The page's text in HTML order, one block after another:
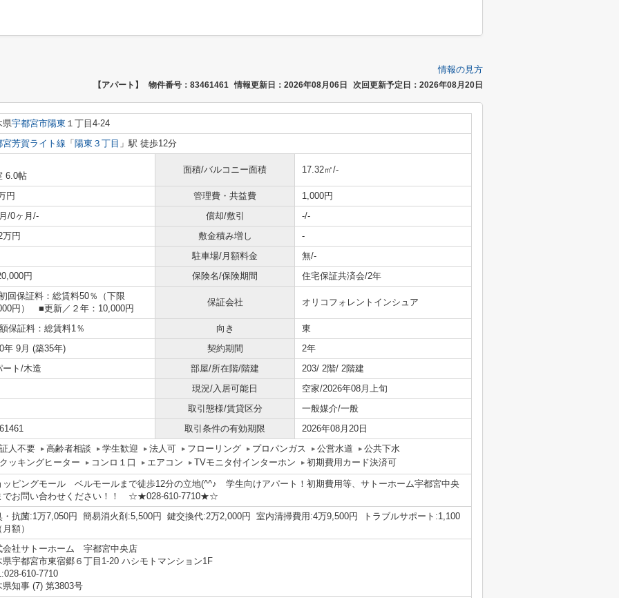
情報の見方
【アパート】 物件番号：83461461 情報更新日：2026年08月06日 次回更新予定日：2026年08月20日
県宇都宮市陽東 １丁目4-24
宮芳賀ライト線 「 陽東３丁目 」駅 徒歩12分
6.0帖
面積/バルコニー面積 17.32㎡/-
円 管理費・共益費
1,000円
/0ヶ月/-
償却/敷引
-/-
万円
敷金積み増し
-
駐車場/月額料金
無/-
円
保険名/保険期間
住宅保証共済会/2年
回保証料：総賃料50％（下限
円） ■更新／２年：10,000円
保証会社 オリコフォレントインシュア
保証料：総賃料1％ 向き
東
年 9月 (築35年)
契約期間
2年
ート/木造
部屋/所在階/階建
203/ 2階/ 2階建
現況/入居可能日
空家/2026年08月上旬
取引態様/賃貸区分
一般媒介/一般
取引条件の有効期限
2026年08月20日
人不要
高齢者相談 学生歓迎 法人可 フローリング プロパンガス 公営水道
公共下水
ッキングヒーター
コンロ１口 エアコン TVモニタ付インターホン 初期費用カード決済可
ッピングモール ベルモールまで徒歩12分の立地(^^♪ 学生向けアパート！初期費用等、サトーホーム宇都宮中央
でお問い合わせください！！ ☆★028-610-7710★☆
・抗菌:1万7,050円 簡易消火剤:5,500円 鍵交換代:2万2,000円 室内清掃費用:4万9,500円 トラブルサポート:1,100
額）
会社サトーホーム 宇都宮中央店
県宇都宮市東宿郷６丁目1-20 ハシモトマンション1F
610-7710
県知事 (7) 第3803号